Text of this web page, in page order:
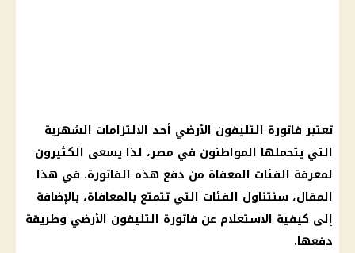
تعتبر فاتورة التليفون الأرضي أحد الالتزامات الشهرية
التي يتحملها المواطنون في مصر، لذا يسعى الكثيرون
لمعرفة الفئات المعفاة من دفع هذه الفاتورة. في هذا
المقال، سنتناول الفئات التي تتمتع بالمعافاة، بالإضافة
إلى كيفية الاستعلام عن فاتورة التليفون الأرضي وطريقة
دفعها.